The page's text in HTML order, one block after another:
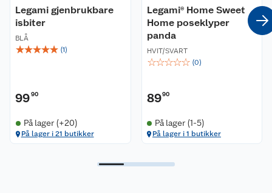
Legami gjenbrukbare
isbiter
BLÅ
☆☆☆☆☆ (1)
9990
På lager (+20)
På lager i 21 butikker
Legami® Home Sweet
Home poseklyper
panda
HVIT/SVART
☆☆☆☆☆ (0)
8990
På lager (1-5)
På lager i 1 butikker